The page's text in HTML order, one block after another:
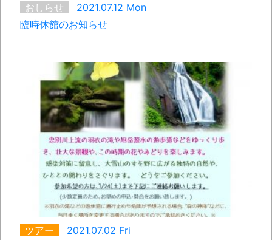
おしらせ
2021.07.12 Mon
臨時休館のお知らせ
ツアー
2021.07.02 Fri